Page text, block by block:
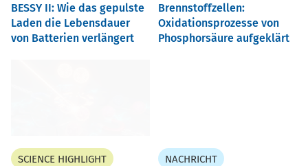
BESSY II: Wie das gepulste
Laden die Lebensdauer
von Batterien verlängert
Brennstoffzellen:
Oxidationsprozesse von
Phosphorsäure aufgeklärt
SCIENCE HIGHLIGHT NACHRICHT